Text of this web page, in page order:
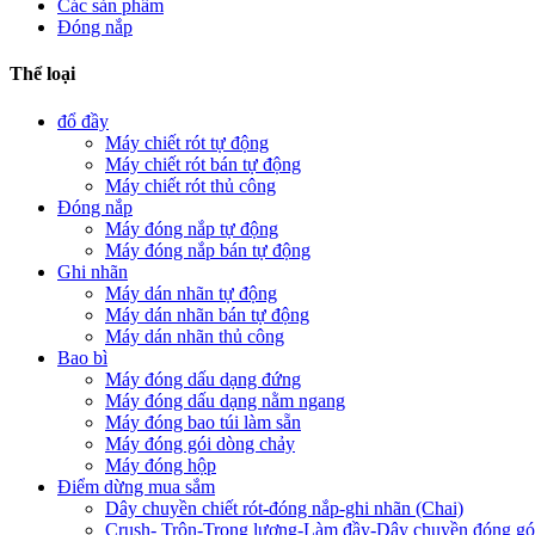
Các sản phẩm
Đóng nắp
Thể loại
đổ đầy
Máy chiết rót tự động
Máy chiết rót bán tự động
Máy chiết rót thủ công
Đóng nắp
Máy đóng nắp tự động
Máy đóng nắp bán tự động
Ghi nhãn
Máy dán nhãn tự động
Máy dán nhãn bán tự động
Máy dán nhãn thủ công
Bao bì
Máy đóng dấu dạng đứng
Máy đóng dấu dạng nằm ngang
Máy đóng bao túi làm sẵn
Máy đóng gói dòng chảy
Máy đóng hộp
Điểm dừng mua sắm
Dây chuyền chiết rót-đóng nắp-ghi nhãn (Chai)
Crush- Trộn-Trọng lượng-Làm đầy-Dây chuyền đóng